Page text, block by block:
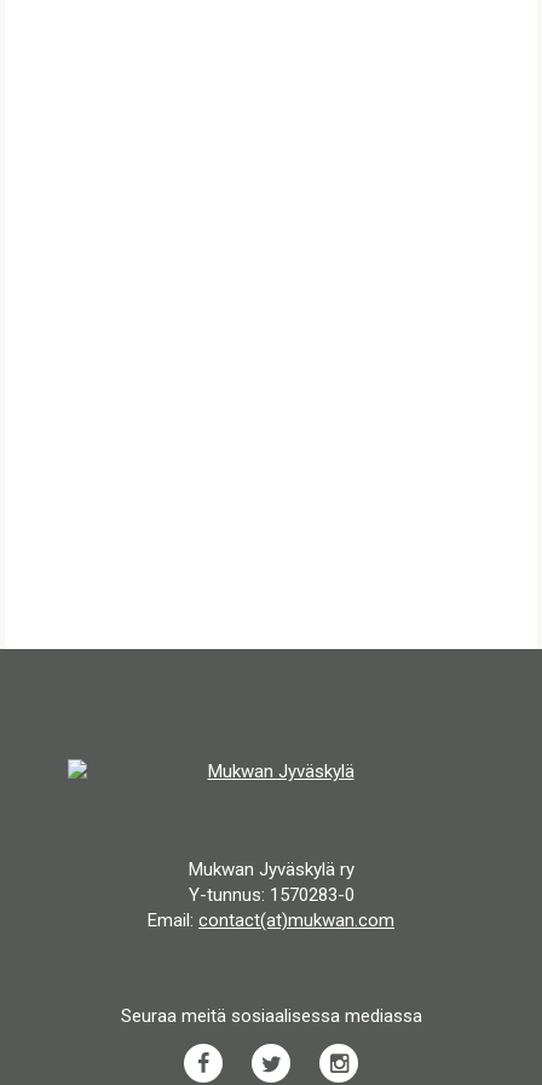
Mukwan Jyväskylä ry
Y-tunnus: 1570283-0
Email: contact(at)mukwan.com
Seuraa meitä sosiaalisessa mediassa
FacebookTwitterInstagram